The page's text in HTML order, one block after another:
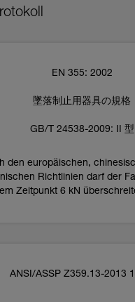
EN 355: 2002
墜落制止用器具の規格
GB/T 24538-2009: II 型
den europäischen,
Richtlinien darf der
Zeitpunkt 6 kN
ANSI/ASSP Z359.13-2013